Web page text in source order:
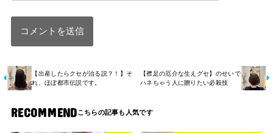
【出産したらクセが治る説？！】そ
れ、ほぼ都市伝説です。
【襟足の厄介な生えグセ】のせいで
ハネちゃう人に贈りたい必殺技
RECOMMEND